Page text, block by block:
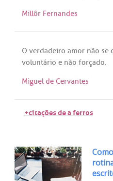
Millôr Fernandes
O verdadeiro amor não se
voluntário e não forçado.
Miguel de Cervantes
+citações de a ferros